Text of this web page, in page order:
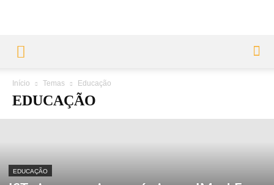
Início Temas Educação
EDUCAÇÃO
EDUCAÇÃO